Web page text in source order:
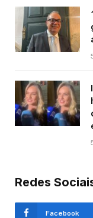
Redes
Facebook